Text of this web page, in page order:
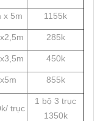
x 5m 1155k
285k
450k
855k
trục
1 bộ 3 trục
1350k